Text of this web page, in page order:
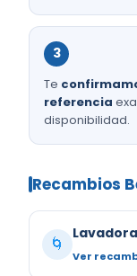
3
Te
referencia
disponibilidad.
Recambios
🌀
Ver